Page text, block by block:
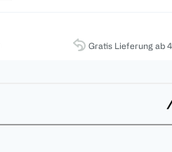
Gratis Lieferung ab